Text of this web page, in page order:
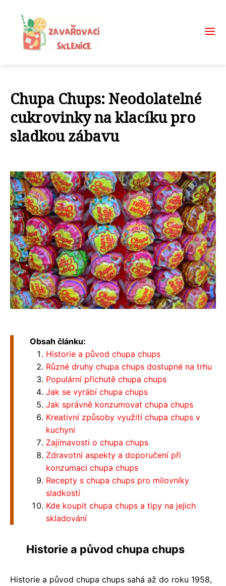
Chupa Chups: Neodolatelné
cukrovinky na klacíku pro
sladkou zábavu
Obsah článku:
Historie a původ chupa chups
Různé druhy chupa chups dostupné na trhu
Populární příchutě chupa chups
Jak se vyrábí chupa chups
Jak správně konzumovat chupa chups
Kreativní způsoby využití chupa chups v
kuchyni
Zajímavosti o chupa chups
Zdravotní aspekty a doporučení při
konzumaci chupa chups
Recepty s chupa chups pro milovníky
sladkostí
Kde koupit chupa chups a tipy na jejich
skladování
Historie a původ chupa chups
Historie a původ chupa chups sahá až do roku 1958,